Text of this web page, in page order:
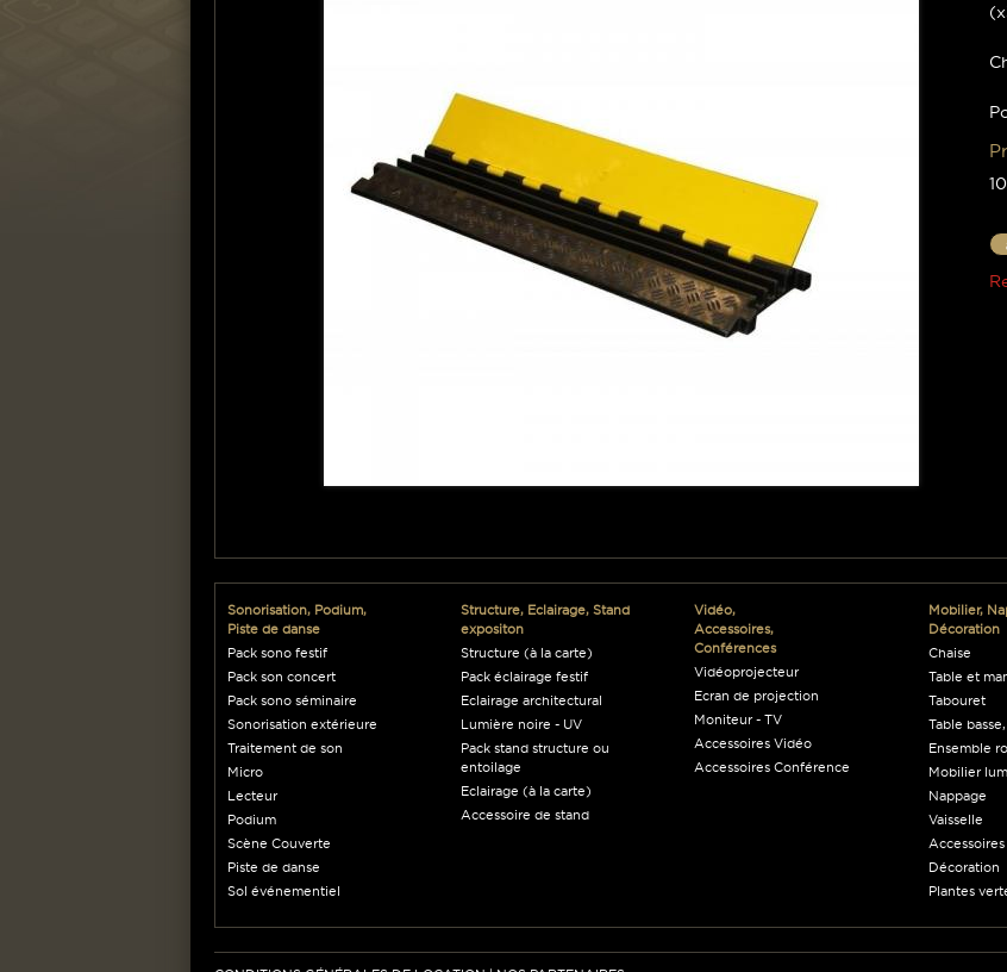
Sonorisation, Podium,
Piste de danse
Pack sono festif
Pack son concert
Pack sono séminaire
Sonorisation extérieure
Traitement de son
Micro
Lecteur
Podium
Scène Couverte
Piste de danse
Sol événementiel
Structure, Eclairage, Stand
expositon
Structure (à la carte)
Pack éclairage festif
Eclairage architectural
Lumière noire - UV
Pack stand structure ou
entoilage
Eclairage (à la carte)
Accessoire de stand
Vidéo,
Accessoires,
Conférences
Vidéoprojecteur
Ecran de projection
Moniteur - TV
Accessoires Vidéo
Accessoires Conférence
Mobilier,
Décoration
Chaise
Table et
Tabouret
Table
Ensemble
Mobilier
Nappage
Vaisselle
Décoration
Plantes